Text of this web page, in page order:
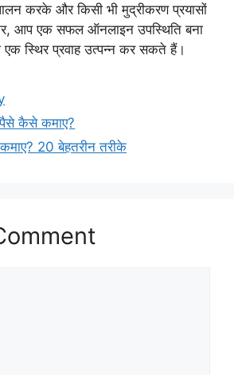
करके और किसी भी मुद्रीकरण प्रयासों
आप एक सफल ऑनलाइन उपस्थिति बना
स्थिर प्रवाह उत्पन्न कर सकते हैं।
कैसे कमाए?
20 बेहतरीन तरीके